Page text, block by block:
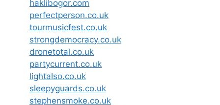
haklibogor.com
perfectperson.co.uk
tourmusicfest.co.uk
strongdemocracy.co.uk
dronetotal.co.uk
partycurrent.co.uk
lightalso.co.uk
sleepyguards.co.uk
stephensmoke.co.uk